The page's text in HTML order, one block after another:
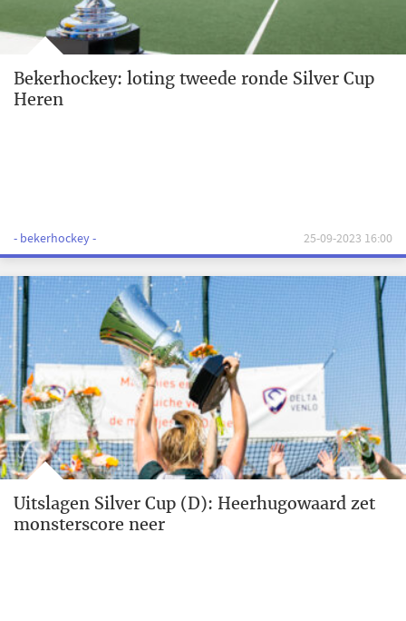
Bekerhockey: loting tweede ronde Silver Cup
Heren
- bekerhockey - 25-09-2023 16:00
Uitslagen Silver Cup (D): Heerhugowaard zet
monsterscore neer